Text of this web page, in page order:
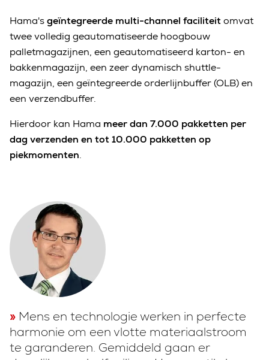
Hama'sgeïntegreerde multi-channel faciliteitomvat
twee volledig geautomatiseerde hoogbouw
palletmagazijnen, een geautomatiseerd karton- en
bakkenmagazijn, een zeer dynamisch shuttle-
magazijn, een geïntegreerde orderlijnbuffer (OLB) en
een verzendbuffer.
Hierdoor kan Hama meer dan 7.000 pakketten per
dag verzenden en tot 10.000 pakketten op
piekmomenten.
Mens en technologie werken in perfecte
harmonie om een vlotte materiaalstroom
te garanderen. Gemiddeld gaan er